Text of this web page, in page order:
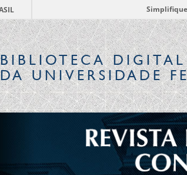
BIBLIOTECA DIGITAL
DA UNIVERSIDADE